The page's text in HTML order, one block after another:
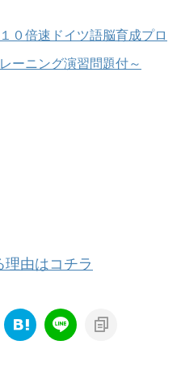
０倍速ドイツ語脳育成プロ
ーニング演習問題付～
由はコチラ